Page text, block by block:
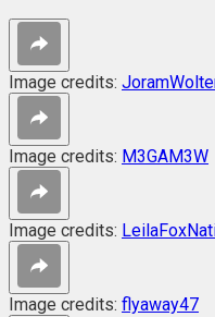
Image credits:
Image credits: M3GAM3W
Image credits:
Image credits: flyaway47